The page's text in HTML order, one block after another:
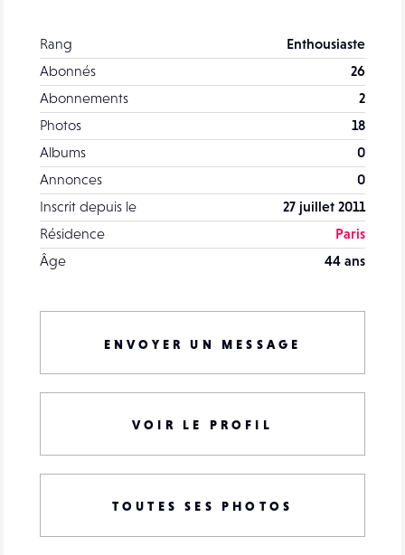
Rang
Enthousiaste
Abonnés
26
Abonnements
2
Photos
18
Albums
0
Annonces
0
Inscrit depuis le
27 juillet 2011
Résidence
Paris
Âge
44 ans
ENVOYER UN MESSAGE
VOIR LE PROFIL
TOUTES SES PHOTOS